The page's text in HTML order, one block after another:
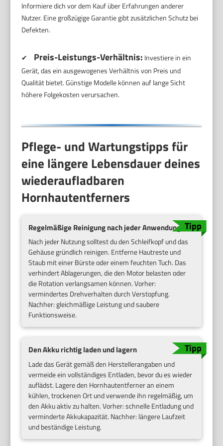
Informiere dich vor dem Kauf über Erfahrungen anderer
Nutzer. Eine großzügige Garantie gibt zusätzlichen Schutz bei
Defekten.
✔ Preis-Leistungs-Verhältnis: Investiere in ein
Gerät, das ein ausgewogenes Verhältnis von Preis und
Qualität bietet. Günstige Modelle können auf lange Sicht
höhere Folgekosten verursachen.
Pflege- und Wartungstipps für
eine längere Lebensdauer deines
wiederaufladbaren
Hornhautentferners
Regelmäßige Reinigung nach jeder Anwendung
Nach jeder Nutzung solltest du den Schleifkopf und das
Gehäuse gründlich reinigen. Entferne Hautreste und
Staub mit einer Bürste oder einem feuchten Tuch. Das
verhindert Ablagerungen, die den Motor belasten oder
die Rotation verlangsamen können. Vorher:
vermindertes Drehverhalten durch Verstopfung.
Nachher: gleichmäßige Leistung und saubere
Funktionsweise.
Den Akku richtig laden und lagern
Lade das Gerät gemäß den Herstellerangaben und
vermeide ein vollständiges Entladen, bevor du es wieder
auflädst. Lagere den Hornhautentferner an einem
kühlen, trockenen Ort und verwende ihn regelmäßig, um
den Akku aktiv zu halten. Vorher: schnelle Entladung und
verminderte Akkukapazität. Nachher: längere Laufzeit
und beständige Leistung.